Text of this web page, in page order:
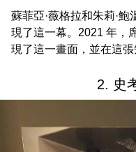
蘇菲亞·薇格拉和朱莉·鮑
現了這一幕。2021 年，
現了這一畫面，並在這張
2. 史